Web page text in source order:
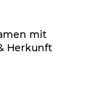
mit
Herkunft